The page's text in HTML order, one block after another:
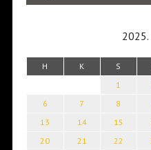
H K S
1
6
7 8
13
14 15
20
21 22